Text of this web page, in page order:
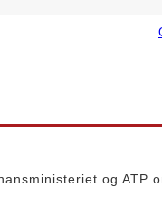
- Flere links
og ATP